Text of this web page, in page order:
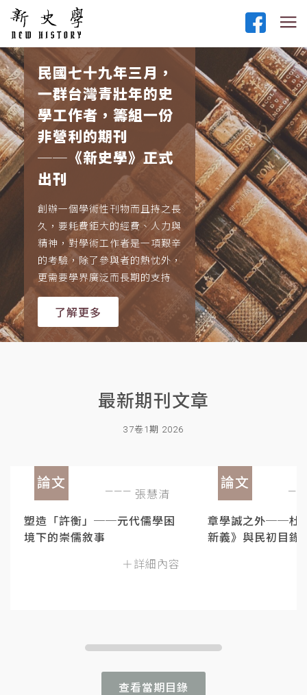
民國七十九年三月，
一群台灣青壯年的史
學工作者，籌組一份
非營利的期刊
──《新史學》正式
出刊
創辦一個學術性刊物而且持之長
久，要耗費鉅大的經費、人力與
精神，對學術工作者是一項艱辛
的考驗，除了參與者的熱忱外，
更需要學界廣泛而長期的支持
了解更多
最新期刊文章
37卷1期 2026
論文
張慧清
塑造「許衡」──元代儒學困
境下的崇儒敘事
＋詳細內容
論文
章學誠之外──杜
新義》與民初目錄
查看當期目錄